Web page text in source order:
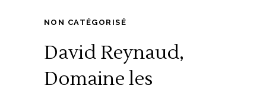
NON CATÉGORISÉ
David Reynaud,
Domaine les